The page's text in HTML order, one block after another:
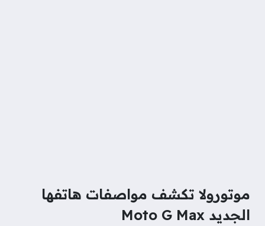
موتورولا تكشف مواصفات هاتفها
الجديد Moto G Max